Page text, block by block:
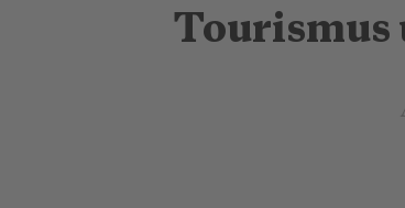
Tourismus